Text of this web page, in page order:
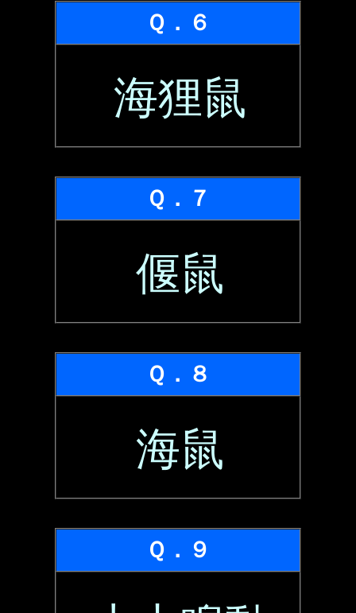
Ｑ．６
海狸鼠
Ｑ．７
偃鼠
Ｑ．８
海鼠
Ｑ．９